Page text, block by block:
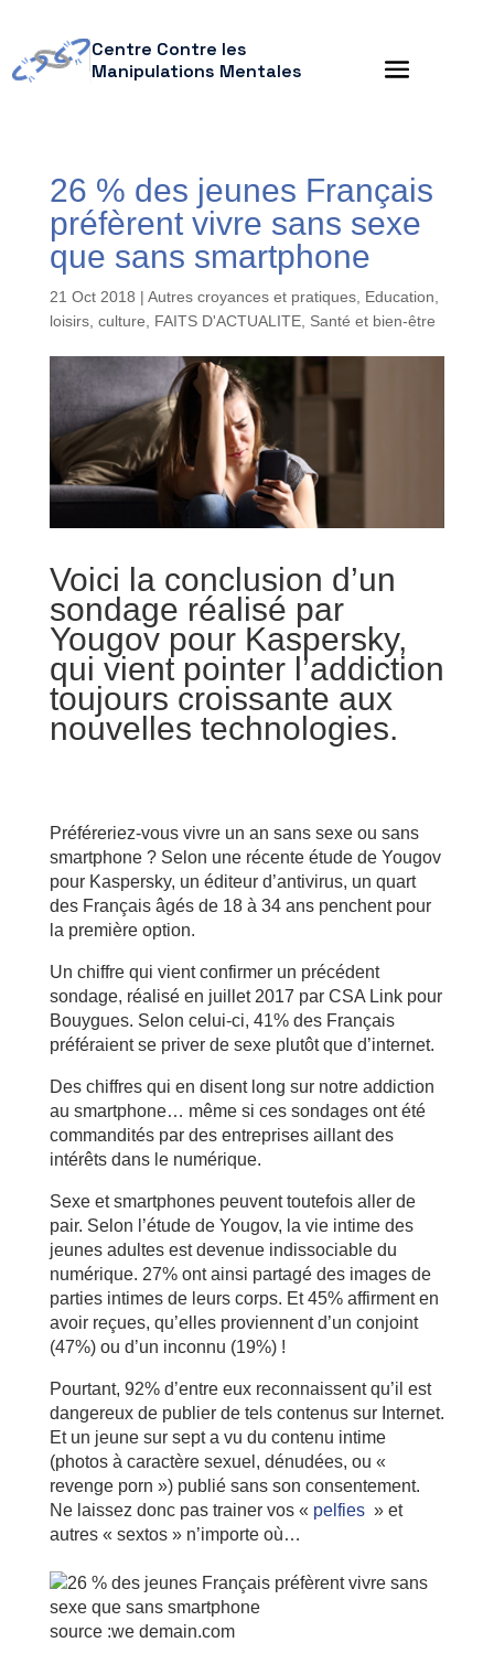
Centre Contre les
Manipulations Mentales
26 % des jeunes Français
préfèrent vivre sans sexe
que sans smartphone
21 Oct 2018 | Autres croyances et pratiques, Education,
loisirs, culture
FAITS D'ACTUALITE, Santé et bien-être
Voici la conclusion d’un
sondage réalisé par
Yougov pour Kaspersky,
qui vient pointer l’addiction
toujours croissante aux
nouvelles technologies.
Préféreriez-vous vivre un an sans sexe ou sans
smartphone ? Selon une récente étude de Yougov
pour Kaspersky, un éditeur d’antivirus, un quart
des Français âgés de 18 à 34 ans penchent pour
la première option.
Un chiffre qui vient confirmer un précédent
sondage, réalisé en juillet 2017 par CSA Link pour
Bouygues. Selon celui-ci, 41% des Français
préféraient se priver de sexe plutôt que d’internet.
Des chiffres qui en disent long sur notre addiction
au smartphone… même si ces sondages ont été
commandités par des entreprises aillant des
intérêts dans le numérique.
Sexe et smartphones peuvent toutefois aller de
pair. Selon l’étude de Yougov, la vie intime des
jeunes adultes est devenue indissociable du
numérique. 27% ont ainsi partagé des images de
parties intimes de leurs corps. Et 45% affirment en
avoir reçues, qu’elles proviennent d’un conjoint
(47%) ou d’un inconnu (19%) !
Pourtant, 92% d’entre eux reconnaissent qu’il est
dangereux de publier de tels contenus sur Internet.
Et un jeune sur sept a vu du contenu intime
(photos à caractère sexuel, dénudées, ou «
revenge porn ») publié sans son consentement.
Ne laissez donc pas trainer vos « pelfies» et
autres « sextos » n’importe où…
source :we demain.com